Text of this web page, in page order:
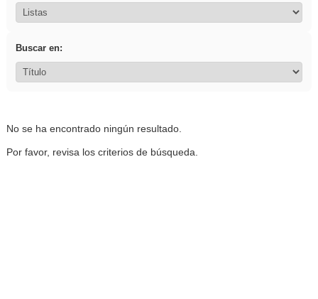
Buscar en:
No se ha encontrado ningún resultado.
Por favor, revisa los criterios de búsqueda.